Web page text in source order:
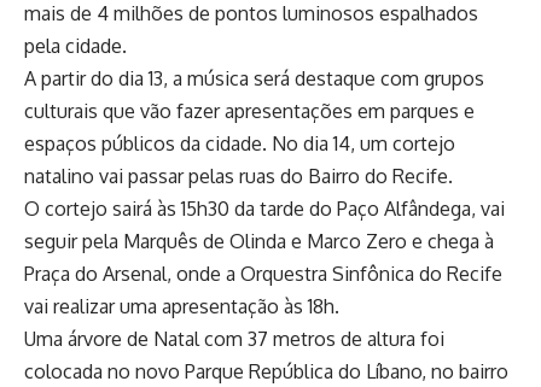
mais de 4 milhões de pontos luminosos espalhados
pela cidade.
A partir do dia 13, a música será destaque com grupos
culturais que vão fazer apresentações em parques e
espaços públicos da cidade. No dia 14, um cortejo
natalino vai passar pelas ruas do Bairro do Recife.
O cortejo sairá às 15h30 da tarde do Paço Alfândega, vai
seguir pela Marquês de Olinda e Marco Zero e chega à
Praça do Arsenal, onde a Orquestra Sinfônica do Recife
vai realizar uma apresentação às 18h.
Uma árvore de Natal com 37 metros de altura foi
colocada no novo Parque República do Líbano, no bairro